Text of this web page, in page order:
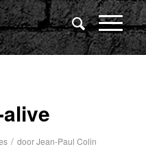
/ doorJean-Paul Colin